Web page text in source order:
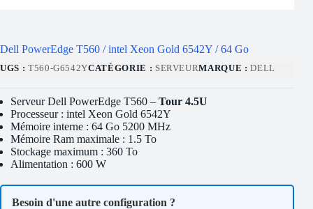
Dell PowerEdge T560 / intel Xeon Gold 6542Y / 64 Go
UGS : T560-G6542YCATÉGORIE : SERVEURMARQUE :DELL
Serveur Dell PowerEdge T560 – Tour 4.5U
Processeur : intel Xeon Gold 6542Y
Mémoire interne : 64 Go 5200 MHz
Mémoire Ram maximale : 1.5 To
Stockage maximum : 360 To
Alimentation : 600 W
Besoin d'une autre configuration ?